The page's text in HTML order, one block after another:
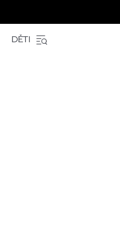
DĚTI